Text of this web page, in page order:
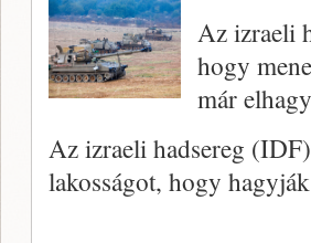
Az izraeli
hogy
már
Az izraeli hadsereg
lakosságot, hogy